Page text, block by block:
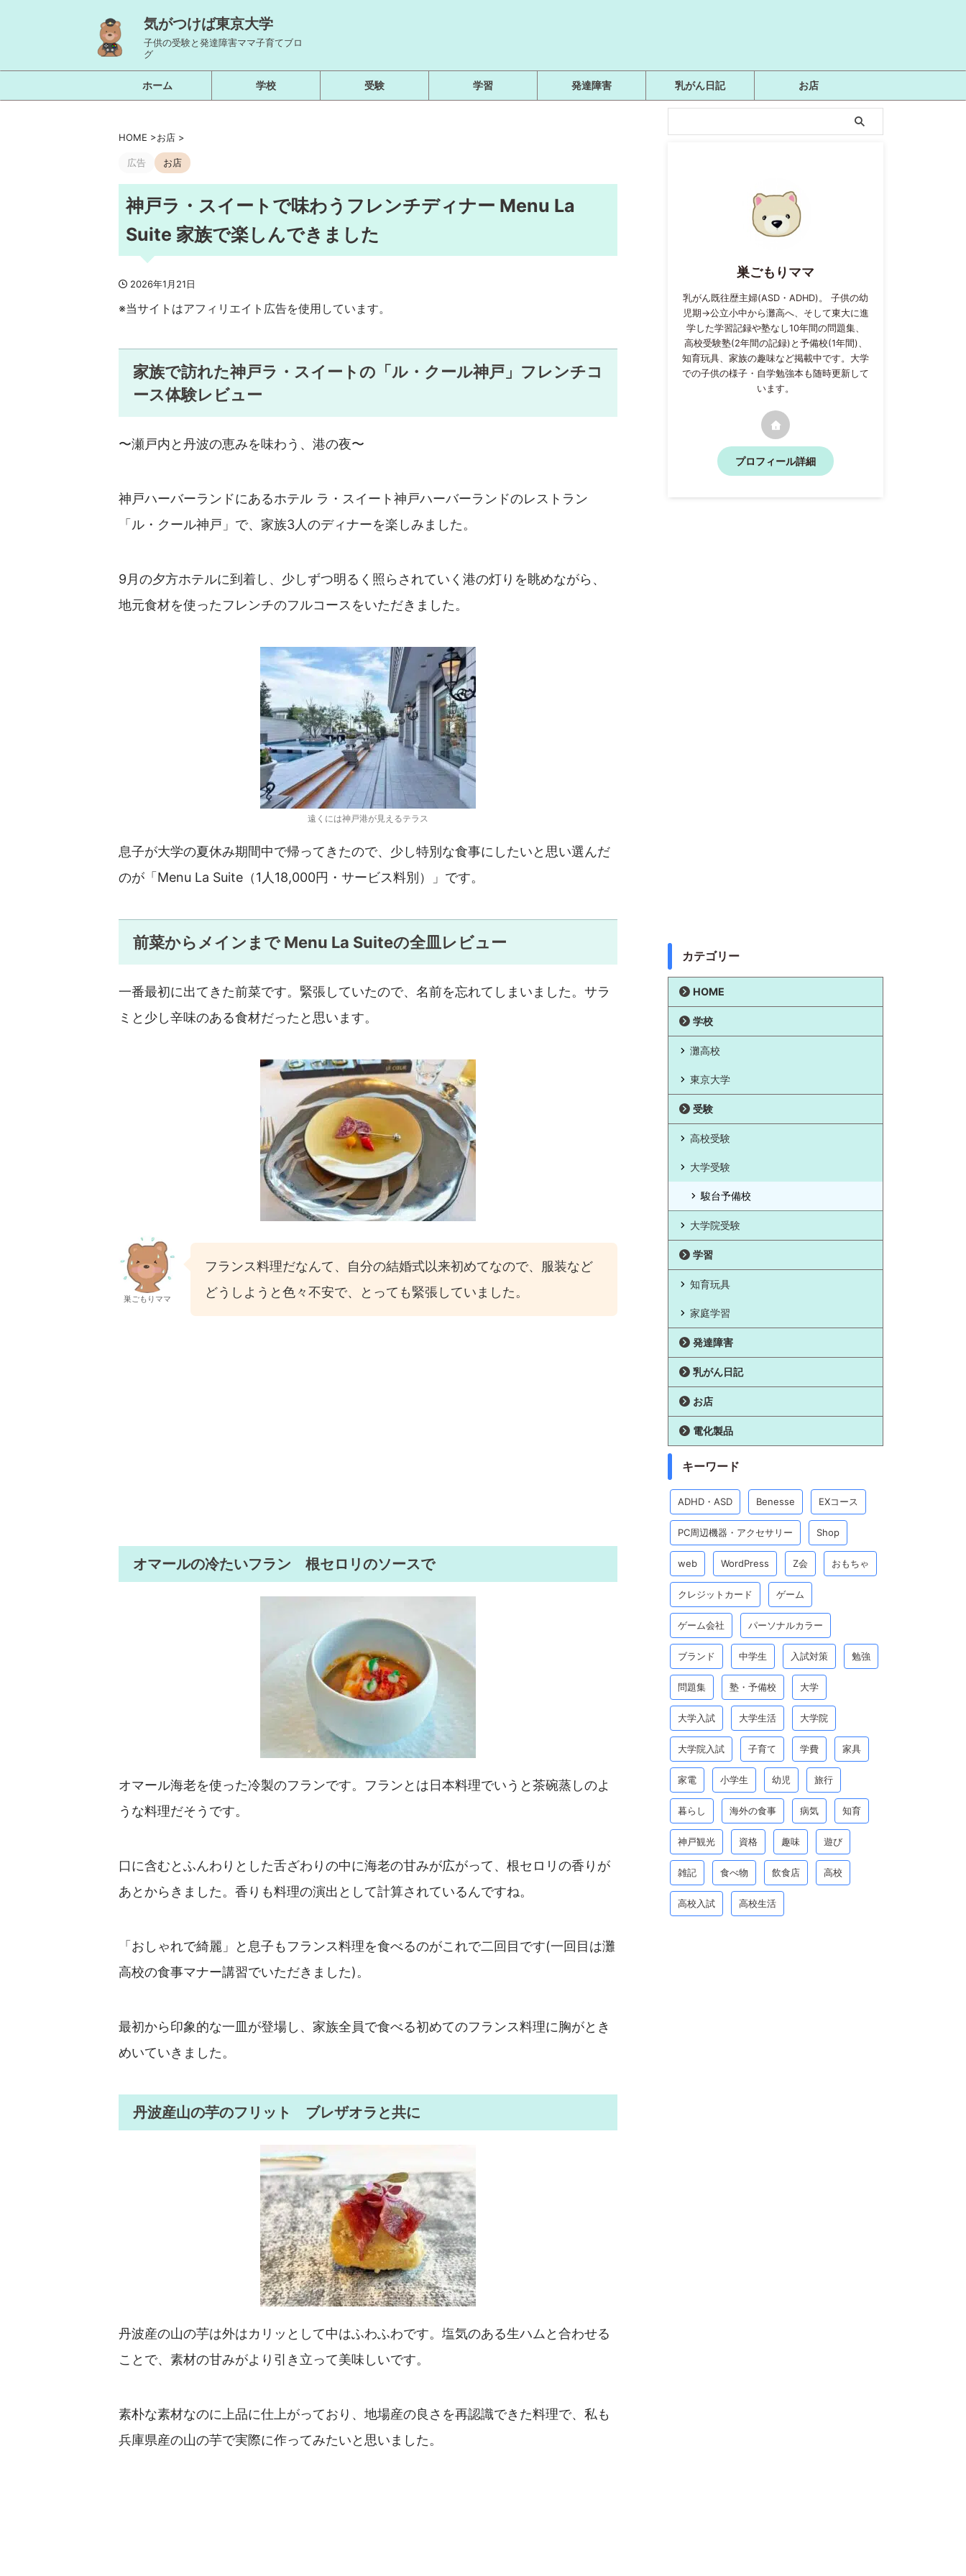
気がつけば東京大学
子供の受験と発達障害ママ子育てブロ
グ
ホーム 学校 受験 学習 発達障害 乳がん日記 お店
HOME >お店 >
広告 お店
神戸ラ・スイートで味わうフレンチディナー Menu La
Suite 家族で楽しんできました
2026年1月21日
※当サイトはアフィリエイト広告を使用しています。
家族で訪れた神戸ラ・スイートの「ル・クール神戸」フレンチコ
ース体験レビュー
〜瀬戸内と丹波の恵みを味わう、港の夜〜
神戸ハーバーランドにあるホテル ラ・スイート神戸ハーバーランドのレストラン
「ル・クール神戸」で、家族3人のディナーを楽しみました。
9月の夕方ホテルに到着し、少しずつ明るく照らされていく港の灯りを眺めながら、
地元食材を使ったフレンチのフルコースをいただきました。
遠くには神戸港が見えるテラス
息子が大学の夏休み期間中で帰ってきたので、少し特別な食事にしたいと思い選んだ
のが「Menu La Suite（1人18,000円・サービス料別）」です。
前菜からメインまで Menu La Suiteの全皿レビュー
一番最初に出てきた前菜です。緊張していたので、名前を忘れてしまいました。サラ
ミと少し辛味のある食材だったと思います。
巣ごもりママ
フランス料理だなんて、自分の結婚式以来初めてなので、服装など
どうしようと色々不安で、とっても緊張していました。
オマールの冷たいフラン 根セロリのソースで
オマール海老を使った冷製のフランです。フランとは日本料理でいうと茶碗蒸しのよ
うな料理だそうです。
口に含むとふんわりとした舌ざわりの中に海老の甘みが広がって、根セロリの香りが
あとからきました。香りも料理の演出として計算されているんですね。
「おしゃれで綺麗」と息子もフランス料理を食べるのがこれで二回目です(一回目は灘
高校の食事マナー講習でいただきました)。
最初から印象的な一皿が登場し、家族全員で食べる初めてのフランス料理に胸がとき
めいていきました。
丹波産山の芋のフリット ブレザオラと共に
丹波産の山の芋は外はカリッとして中はふわふわです。塩気のある生ハムと合わせる
ことで、素材の甘みがより引き立って美味しいです。
素朴な素材なのに上品に仕上がっており、地場産の良さを再認識できた料理で、私も
兵庫県産の山の芋で実際に作ってみたいと思いました。
巣ごもりママ
乳がん既往歴主婦(ASD・ADHD)。 子供の幼
児期→公立小中から灘高へ、そして東大に進
学した学習記録や塾なし10年間の問題集、
高校受験塾(2年間の記録)と予備校(1年間)、
知育玩具、家族の趣味など掲載中です。大学
での子供の様子・自学勉強本も随時更新して
います。
プロフィール詳細
カテゴリー
HOME
学校
灘高校
東京大学
受験
高校受験
大学受験
駿台予備校
大学院受験
学習
知育玩具
家庭学習
発達障害
乳がん日記
お店
電化製品
キーワード
ADHD・ASD Benesse EXコース
PC周辺機器・アクセサリー Shop
web WordPress Z会 おもちゃ
クレジットカード ゲーム
ゲーム会社 パーソナルカラー
ブランド 中学生 入試対策 勉強
問題集 塾・予備校 大学
大学入試 大学生活 大学院
大学院入試 子育て 学費 家具
家電 小学生 幼児 旅行
暮らし 海外の食事 病気 知育
神戸観光 資格 趣味 遊び
雑記 食べ物 飲食店 高校
高校入試 高校生活